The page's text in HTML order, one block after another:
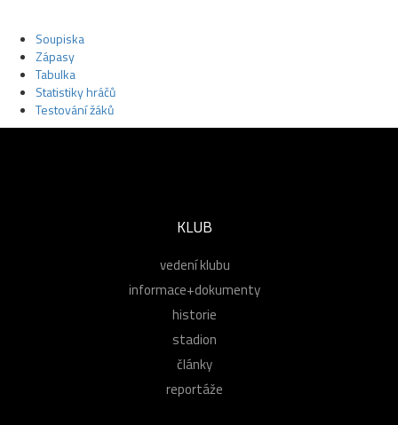
Soupiska
Zápasy
Tabulka
Statistiky hráčů
Testování žáků
KLUB
vedení klubu
informace+dokumenty
historie
stadion
články
reportáže